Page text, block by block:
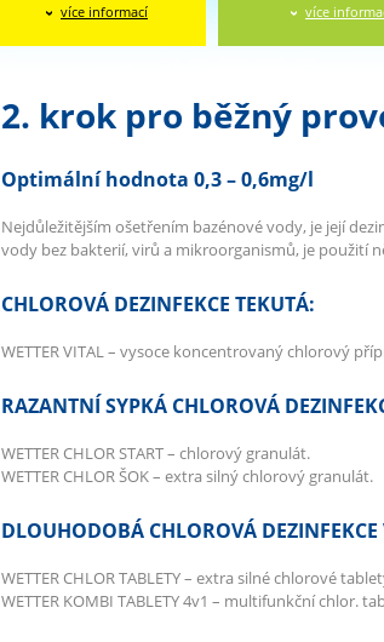
více informací více
2. krok pro běžný
Optimální hodnota 0,3 – 0,6mg/l
Nejdůležitějším ošetřením bazénové vody, je její
vody bez bakterií, virů a mikroorganismů, je použití
CHLOROVÁ DEZINFEKCE TEKUTÁ:
WETTER VITAL – vysoce koncentrovaný chlorový
RAZANTNÍ SYPKÁ CHLOROVÁ
WETTER CHLOR START – chlorový granulát.
WETTER CHLOR ŠOK – extra silný chlorový granulát.
DLOUHODOBÁ CHLOROVÁ DEZINFEKCE
WETTER CHLOR TABLETY – extra silné chlorové
WETTER KOMBI TABLETY 4v1 – multifunkční chlor.